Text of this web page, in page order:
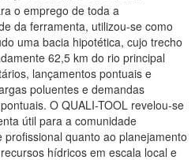
o emprego de toda a
da ferramenta, utilizou-se como
uma bacia hipotética, cujo trecho
62,5 km do rio principal
lançamentos pontuais e
poluentes e demandas
O QUALI-TOOL revelou-se
útil para a comunidade
profissional quanto ao planejamento
hídricos em escala local e